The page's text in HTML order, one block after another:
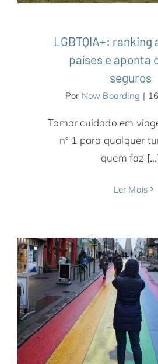
LGBTQIA+: ranking
países e aponta
seguros
Por Now Boarding |
Tomar cuidado em
nº 1 para qualquer
quem faz
Ler Mais
10 cidades, com
turismo
Alemanha América do Norte
Ásia Austrália Bogotá
Colômbia
Estados Unidos
França
Itália Oceania São